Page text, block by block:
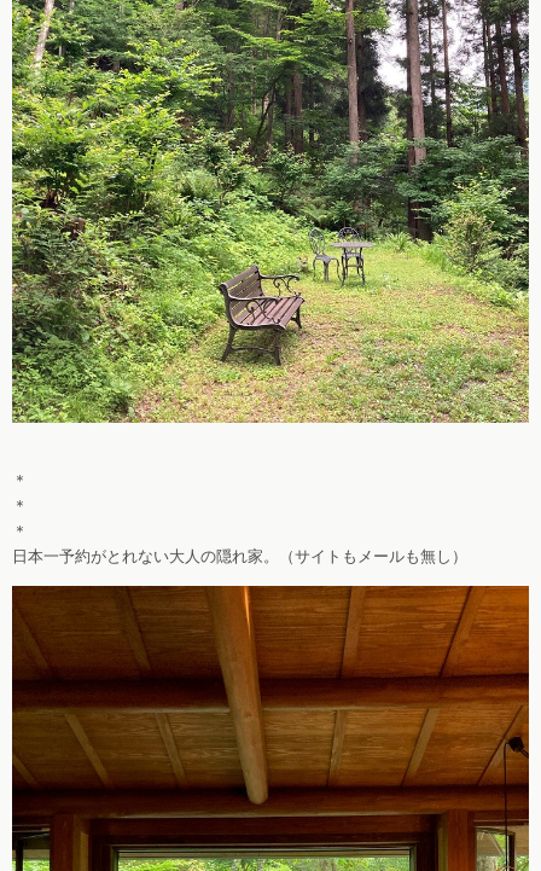
＊
＊
＊
日本一予約がとれない大人の隠れ家。（サイトもメールも無し）